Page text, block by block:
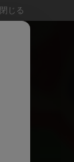
閉じる